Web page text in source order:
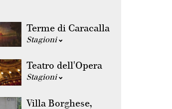
Terme di Caracalla
Stagioni
Teatro dell'Opera
Stagioni
Villa Borghese,